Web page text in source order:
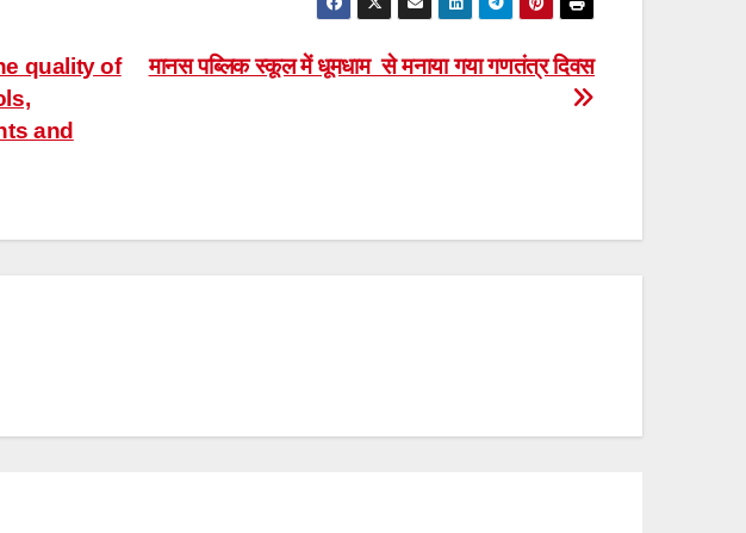
मानस पब्लिक स्कूल में धूमधाम से मनाया गया गणतंत्र दिवस
quality of
and